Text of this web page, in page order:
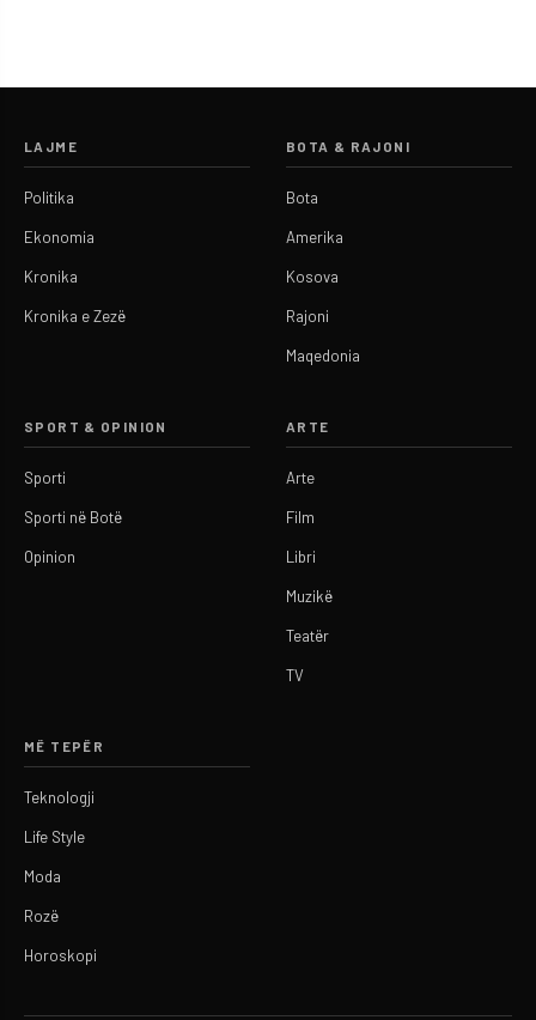
LAJME
Politika
Ekonomia
Kronika
Kronika e Zezë
BOTA & RAJONI
Bota
Amerika
Kosova
Rajoni
Maqedonia
SPORT & OPINION
Sporti
Sporti në Botë
Opinion
ARTE
Arte
Film
Libri
Muzikë
Teatër
TV
MË TEPËR
Teknologji
Life Style
Moda
Rozë
Horoskopi